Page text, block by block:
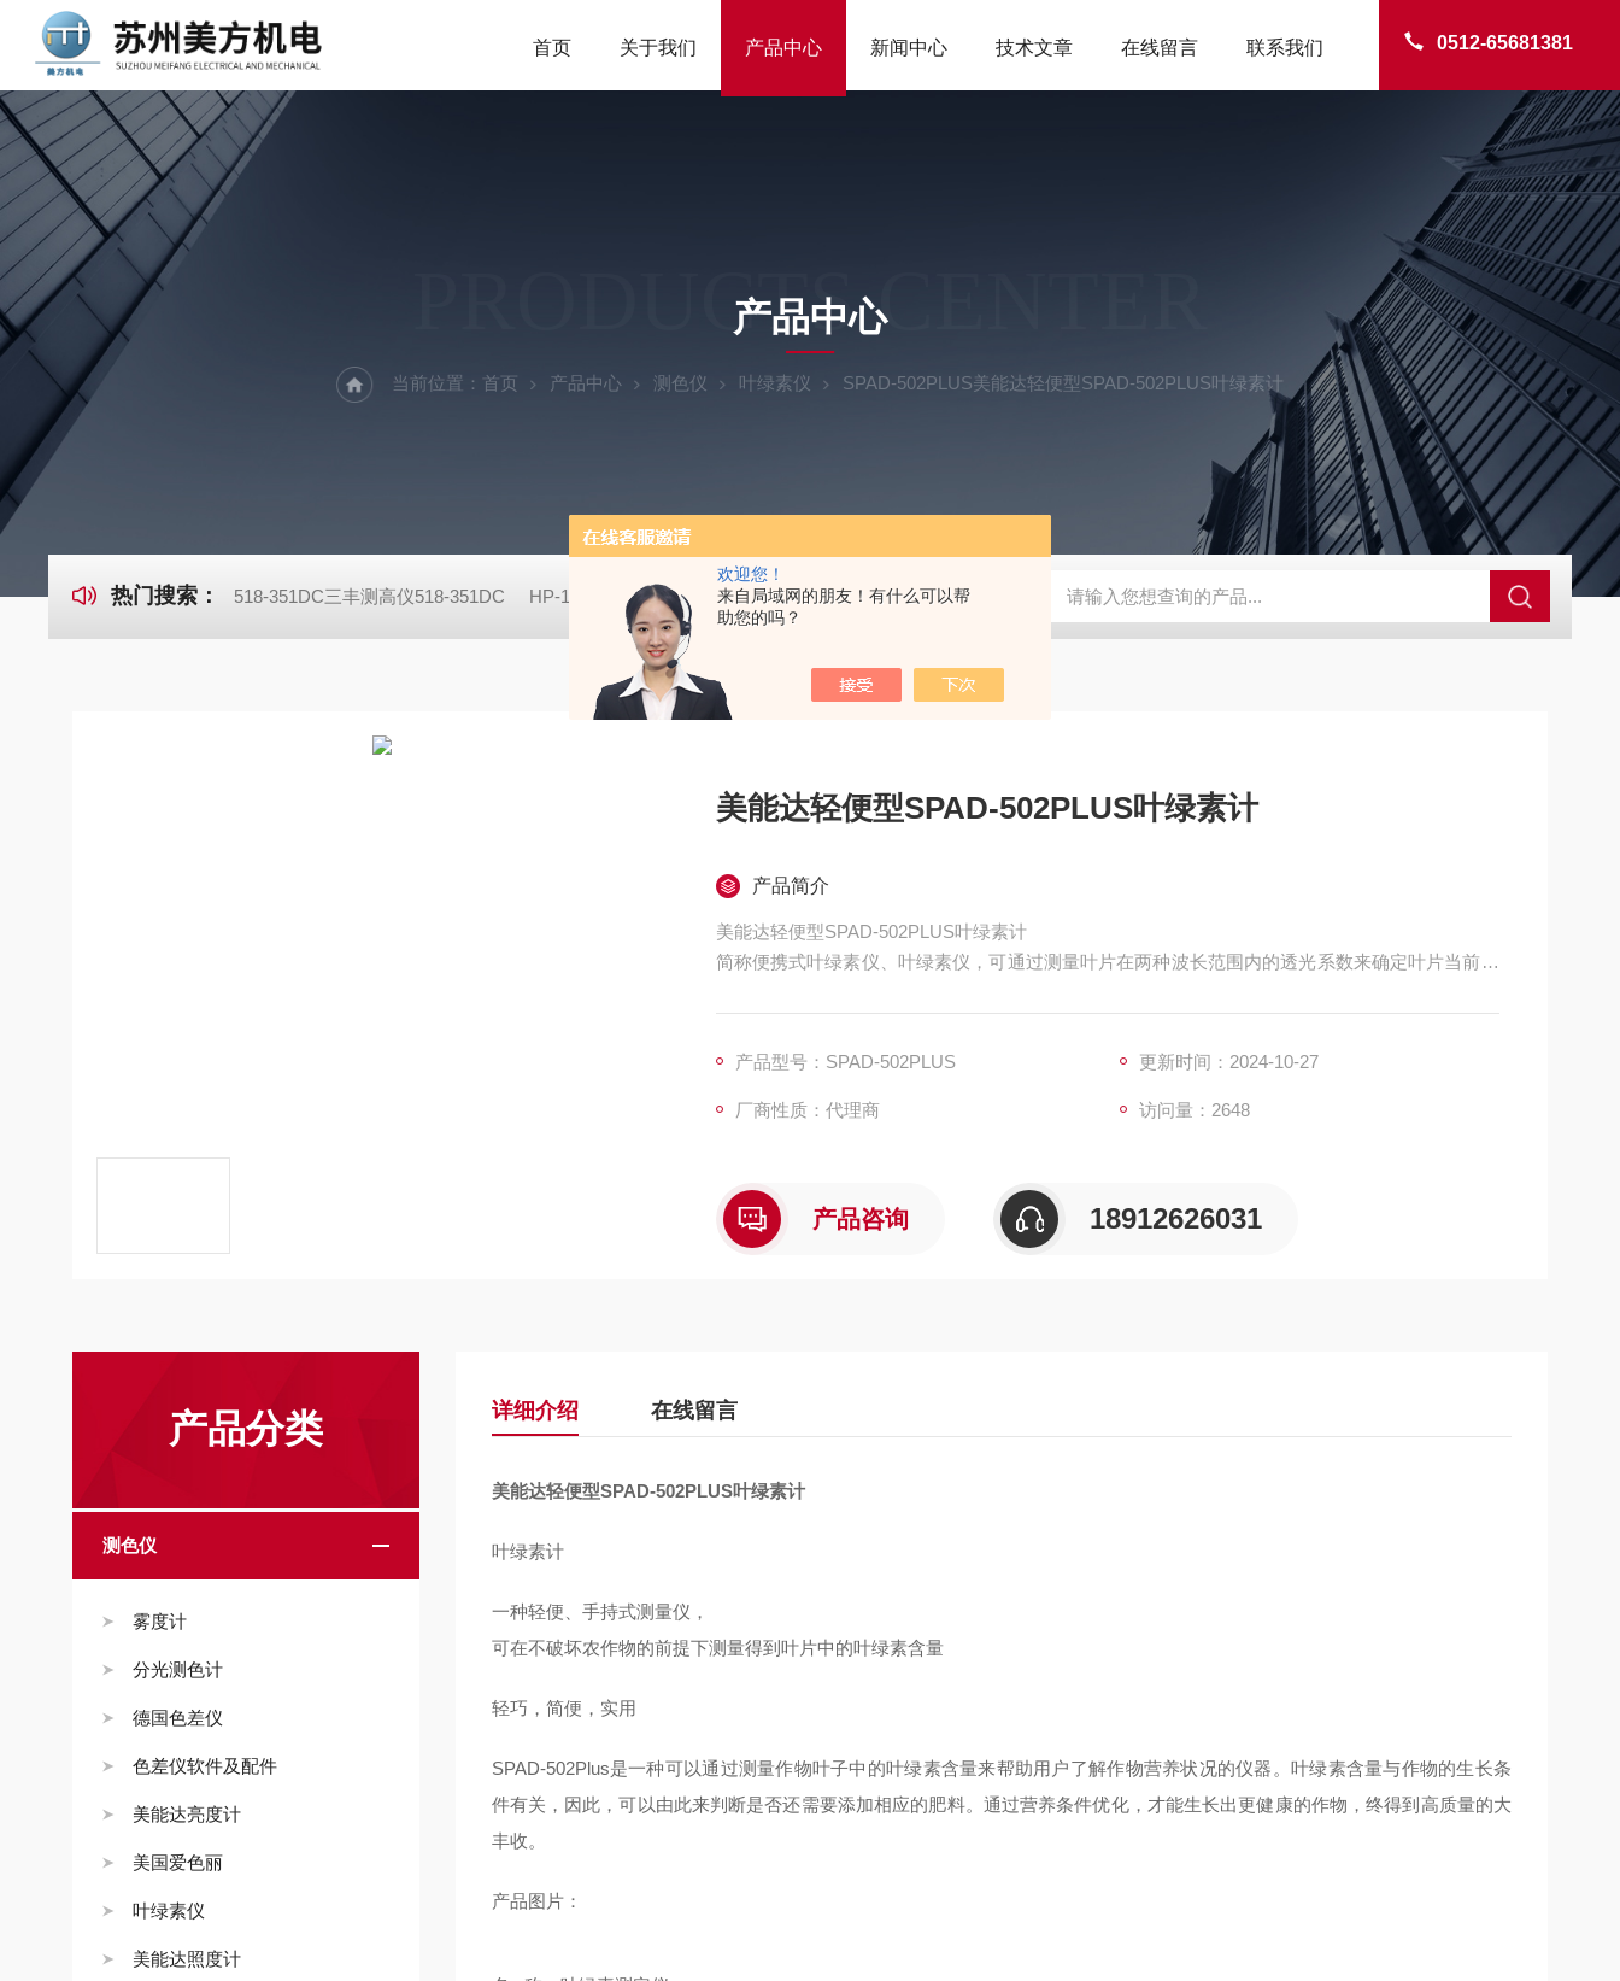
欢迎您！
来自局域网的朋友！有什么可以帮
助您的吗？
0512-65681381
首页 关于我们 产品中心 新闻中心 技术文章 在线留言 联系我们
PRODUCTS CENTER
产品中心
当前位置： 首页 产品中心 测色仪 叶绿素仪 SPAD-502PLUS美能达轻便型SPAD-502PLUS叶绿素计
热门搜索： 518-351DC三丰测高仪518-351DC HP-100HIOS苏州扭力测试仪HP-100 CM-700D维修美能达CM-700d色差仪操作说明 三丰电子数显高度规543-471B SJ-210三丰粗
美能达轻便型SPAD-502PLUS叶绿素计
产品简介
美能达轻便型SPAD-502PLUS叶绿素计
简称便携式叶绿素仪、叶绿素仪，可通过测量叶片在两种波长范围内的透光系数来确定叶片当前叶
产品型号：SPAD-502PLUS
更新时间：2024-10-27
厂商性质：代理商 访问量：2648
产品咨询 18912626031
产品分类
测色仪
雾度计
分光测色计
德国色差仪
色差仪软件及配件
美能达亮度计
美国爱色丽
叶绿素仪
美能达照度计
详细介绍 在线留言
美能达轻便型SPAD-502PLUS叶绿素计
叶绿素计
一种轻便、手持式测量仪，
可在不破坏农作物的前提下测量得到叶片中的叶绿素含量
轻巧，简便，实用
SPAD-502Plus是一种可以通过测量作物叶子中的叶绿素含量来帮助用户了解作物营养状况的仪器。叶绿素含量与作物的生长条
件有关，因此，可以由此来判断是否还需要添加相应的肥料。通过营养条件优化，才能生长出更健康的作物，终得到高质量的大
丰收。
产品图片：